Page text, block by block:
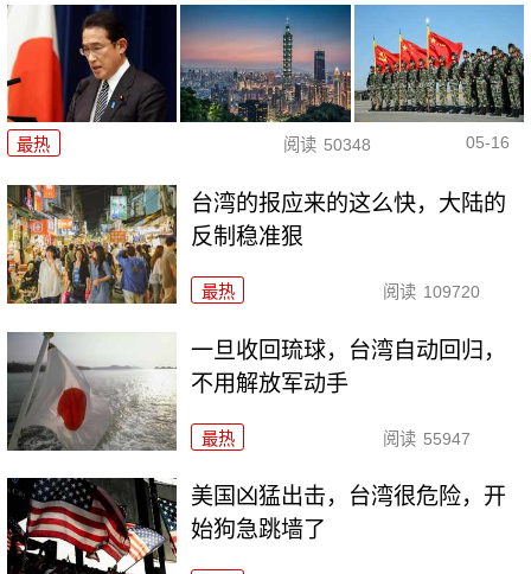
最热 阅读 50348 05-16
台湾的报应来的这么快，大陆的
反制稳准狠
最热 阅读 109720
一旦收回琉球，台湾自动回归，
不用解放军动手
最热 阅读 55947
美国凶猛出击，台湾很危险，开
始狗急跳墙了